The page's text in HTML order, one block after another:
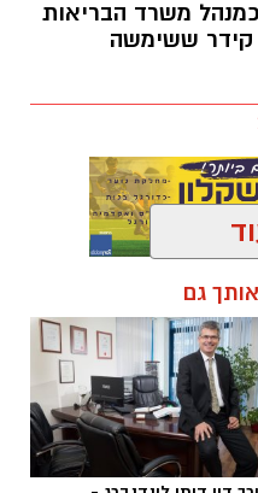
כמנהל משרד הבריאות
קידר ששימשה
כמנכ״ל משרד
איילת קידר,
יהיה יומה האחרון
ותשמש כעוזרת
לוי.
אותך גם